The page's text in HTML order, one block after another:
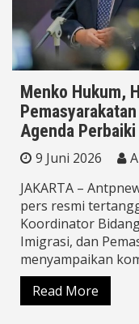
Menko Hukum,
Agenda
9 Juni 2026
JAKARTA –
pers resmi
Koordinator
Imigrasi, dan
menyampaikan
Read More